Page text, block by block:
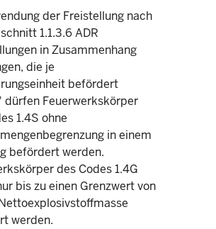
der Freistellung nach
1.1.3.6 ADR
in Zusammenhang
die je
befördert
dürfen Feuerwerkskörper
1.4S ohne
in einem
befördert werden.
des Codes 1.4G
bis zu einen Grenzwert von
werden.